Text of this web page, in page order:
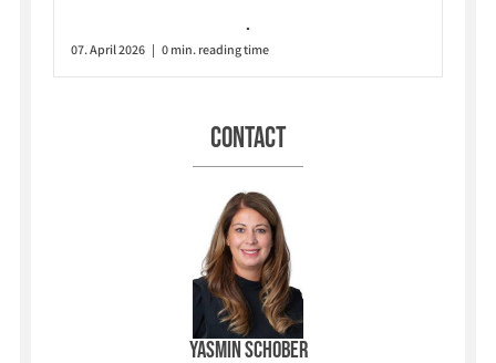
.
07. April 2026 | 0 min. reading time
Contact
Yasmin Schober